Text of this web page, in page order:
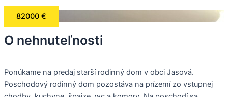
82000 €
O nehnuteľnosti
Ponúkame na predaj starší rodinný dom v obci Jasová.
Poschodový rodinný dom pozostáva na prízemí zo vstupnej